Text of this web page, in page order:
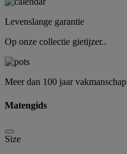
Levenslange garantie
Op onze collectie gietijzer..
Meer dan 100 jaar vakmanschap
Matengids
Size